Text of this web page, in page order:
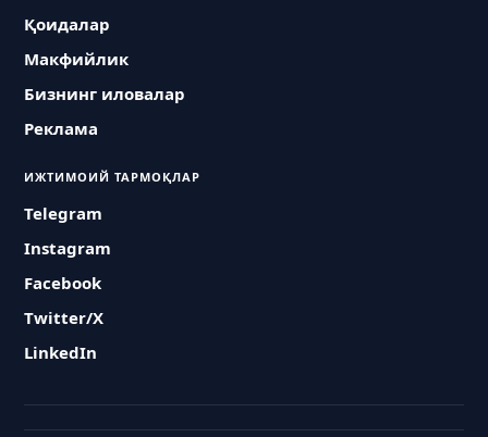
Қоидалар
Макфийлик
Бизнинг иловалар
Реклама
ИЖТИМОИЙ ТАРМОҚЛАР
Telegram
Instagram
Facebook
Twitter/X
LinkedIn